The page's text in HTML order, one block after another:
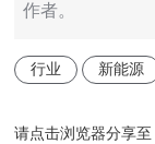
作者。
行业 新能源
请点击浏览器分享至